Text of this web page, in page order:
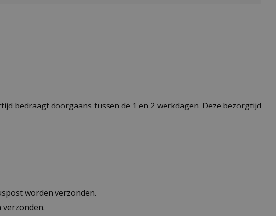
bedraagt doorgaans tussen de 1 en 2 werkdagen. Deze bezorgtijd
worden verzonden.
verzonden.